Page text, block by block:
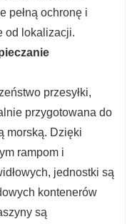
pełną ochronę i
od lokalizacji.
przesyłki,
przygotowana do
morską. Dzięki
rampom i
jednostki są
kontenerów
są